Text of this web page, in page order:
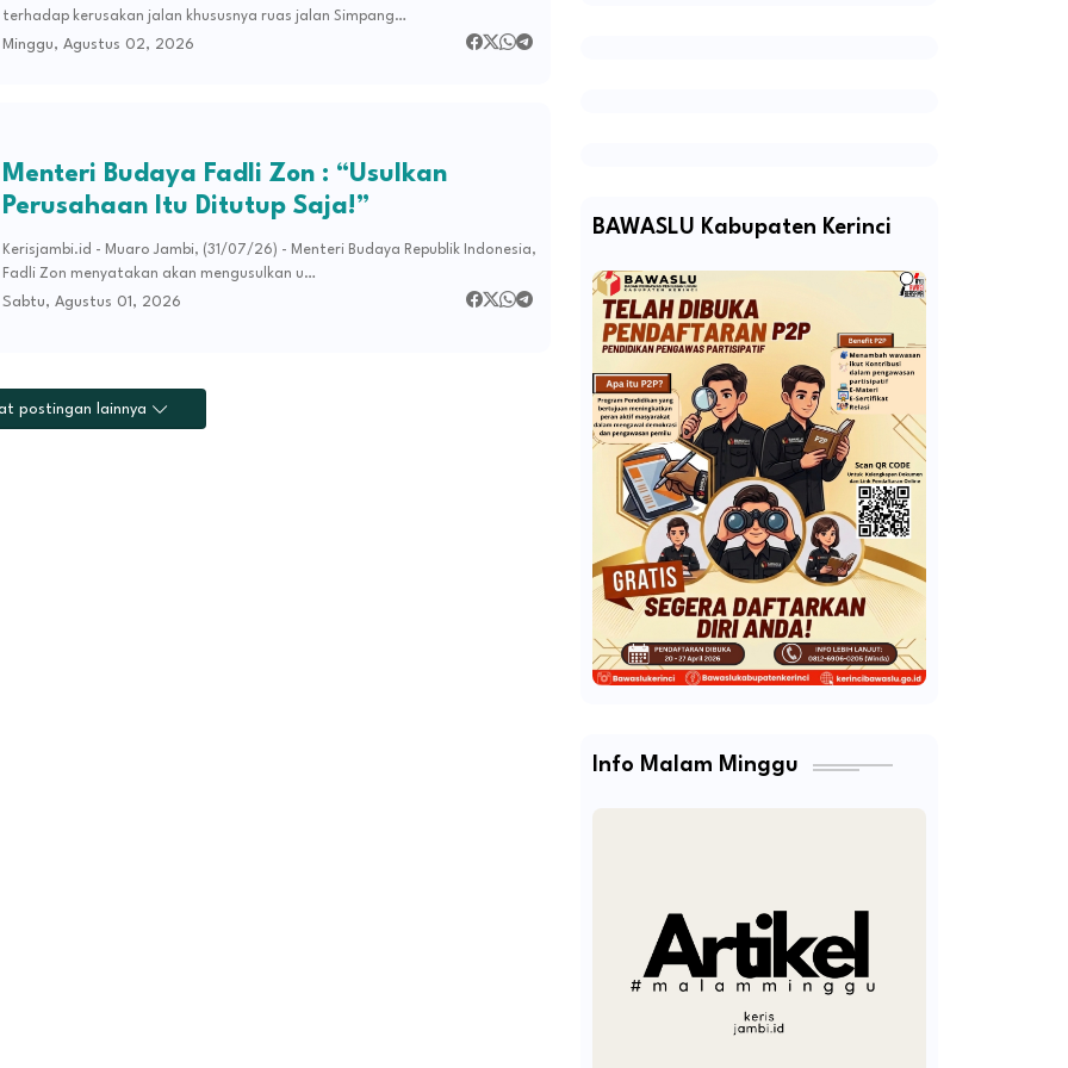
terhadap kerusakan jalan khususnya ruas jalan Simpang…
Minggu, Agustus 02, 2026
Menteri Budaya Fadli Zon : “Usulkan
Perusahaan Itu Ditutup Saja!”
Kerisjambi.id - Muaro Jambi, (31/07/26) - Menteri Budaya Republik Indonesia,
Fadli Zon menyatakan akan mengusulkan u…
Sabtu, Agustus 01, 2026
postingan lainnya
BAWASLU Kabupaten Kerinci
Info Malam Minggu